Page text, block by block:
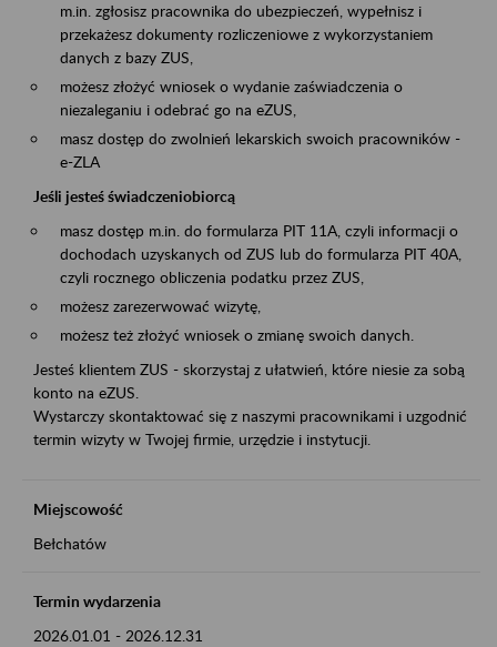
m.in. zgłosisz pracownika do ubezpieczeń, wypełnisz i
przekażesz dokumenty rozliczeniowe z wykorzystaniem
danych z bazy ZUS,
możesz złożyć wniosek o wydanie zaświadczenia o
niezaleganiu i odebrać go na eZUS,
masz dostęp do zwolnień lekarskich swoich pracowników -
e-ZLA
Jeśli jesteś świadczeniobiorcą
masz dostęp m.in. do formularza PIT 11A, czyli informacji o
dochodach uzyskanych od ZUS lub do formularza PIT 40A,
czyli rocznego obliczenia podatku przez ZUS,
możesz zarezerwować wizytę,
możesz też złożyć wniosek o zmianę swoich danych.
Jesteś klientem ZUS - skorzystaj z ułatwień, które niesie za sobą
konto na eZUS.
Wystarczy skontaktować się z naszymi pracownikami i uzgodnić
termin wizyty w Twojej firmie, urzędzie i instytucji.
Miejscowość
Bełchatów
Termin wydarzenia
2026.01.01 - 2026.12.31